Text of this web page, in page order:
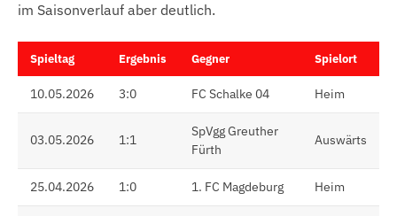
im Saisonverlauf aber deutlich.
Spieltag Ergebnis Gegner Spielort
10.05.2026 3:0 FC Schalke 04 Heim
03.05.2026 1:1
SpVgg Greuther
Fürth
Auswärts
25.04.2026 1:0 1. FC Magdeburg Heim